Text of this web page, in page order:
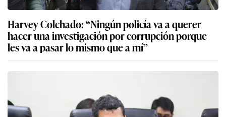
Harvey Colchado: “Ningún policía va a querer
hacer una investigación por corrupción porque
les va a pasar lo mismo que a mí”